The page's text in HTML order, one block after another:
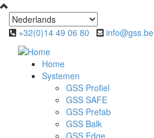
Overslaan en naar de inhoud gaan
+32(0)14 49 06 80 info@gss.be
Home
Systemen
GSS Profiel
GSS SAFE
GSS Prefab
GSS Balk